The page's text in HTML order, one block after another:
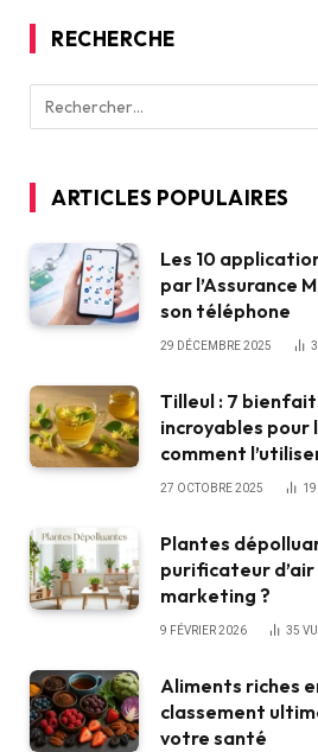
RECHERCHE
ARTICLES POPULAIRES
Les 10
par l’Assurance
son téléphone
29 DÉCEMBRE 2025
Tilleul : 7
incroyables pour
comment
27 OCTOBRE 2025
Plantes
purificateur
marketing ?
9 FÉVRIER 2026 35
Aliments riches
classement
votre santé